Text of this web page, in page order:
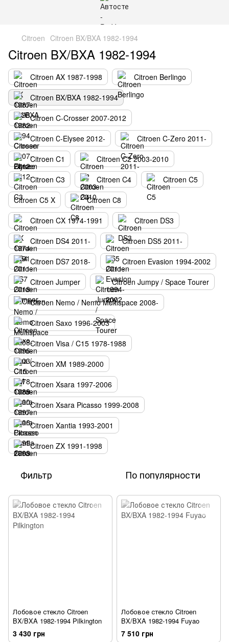
Citroen Citroen BX/BXA 1982-1994
Citroen BX/BXA 1982-1994
Citroen AX 1987-1998
Citroen Berlingo
Citroen BX/BXA 1982-1994
Citroen C-Crosser 2007-2012
Citroen С-Elysee 2012-
Citroen C-Zero 2011-
Citroen C1
Citroen C2 2003-2010
Citroen C3
Citroen C4
Citroen C5
Citroen C5 X
Citroen С8
Citroen CX 1974-1991
Citroen DS3
Citroen DS4 2011-
Citroen DS5 2011-
Citroen DS7 2018-
Citroen Evasion 1994-2002
Citroen Jumper
Citroen Jumpy / Space Tourer
Citroen Nemo / Nemo Multispace 2008-
Citroen Saxo 1996-2003
Citroen Visa / C15 1978-1988
Citroen XM 1989-2000
Citroen Xsara 1997-2006
Citroen Xsara Picasso 1999-2008
Citroen Xantia 1993-2001
Citroen ZX 1991-1998
Фильтр По популярности
Лобовое стекло Citroen
BX/BXA 1982-1994 Pilkington
3 430 грн
Лобовое стекло Citroen
BX/BXA 1982-1994 Fuyao
7 510 грн